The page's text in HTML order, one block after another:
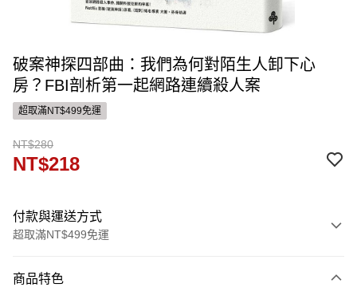
破案神探四部曲：我們為何對陌生人卸下心
房？FBI剖析第一起網路連續殺人案
超取滿NT$499免運
NT$280
NT$218
付款與運送方式
超取滿NT$499免運
信用卡一次付款
商品特色